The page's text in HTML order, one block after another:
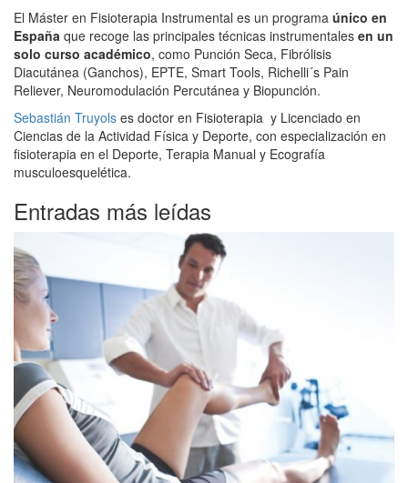
El Máster en Fisioterapia Instrumental es un programa único en
España que recoge las principales técnicas instrumentales en un
solo curso académico, como Punción Seca, Fibrólisis
Diacutánea (Ganchos), EPTE, Smart Tools, Richelli´s Pain
Reliever, Neuromodulación Percutánea y Biopunción.
Sebastián Truyols es doctor en Fisioterapia y Licenciado en
Ciencias de la Actividad Física y Deporte, con especialización en
fisioterapia en el Deporte, Terapia Manual y Ecografía
musculoesquelética.
Entradas más leídas